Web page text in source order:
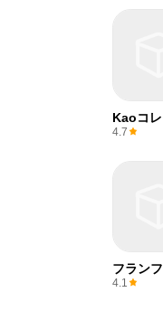
Kaoコレ
4.7
フラン
4.1